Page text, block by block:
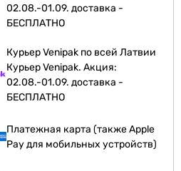
02.08.-01.09. доставка -
БЕСПЛАТНО
Курьер Venipak по всей Латвии
Курьер Venipak. Акция:
02.08.-01.09. доставка -
БЕСПЛАТНО
Платежная карта (также Apple
Pay для мобильных устройств)